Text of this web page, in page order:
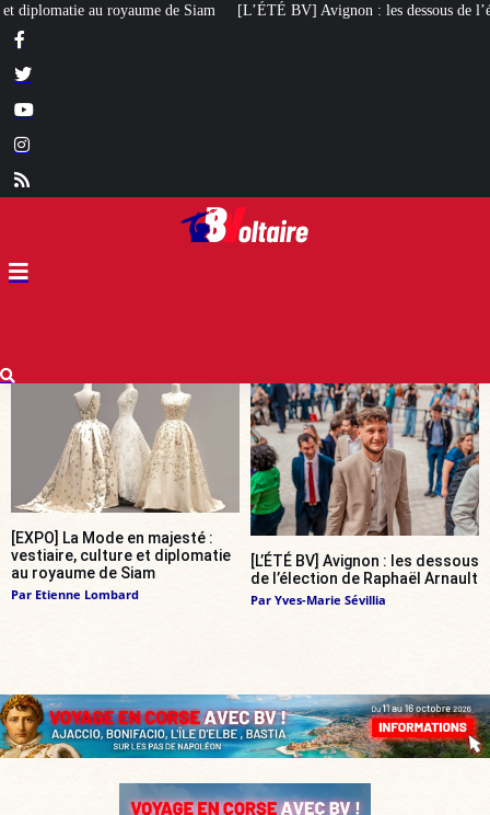
[L’ÉTÉ BV] Avignon : les dessous de l’élection de Raphaël Arnault Un
[EXPO] La Mode en majesté :
vestiaire, culture et diplomatie
au royaume de Siam
Par Etienne Lombard
[L’ÉTÉ BV] Avignon : les dessous
de l’élection de Raphaël Arnault
Par Yves-Marie Sévillia